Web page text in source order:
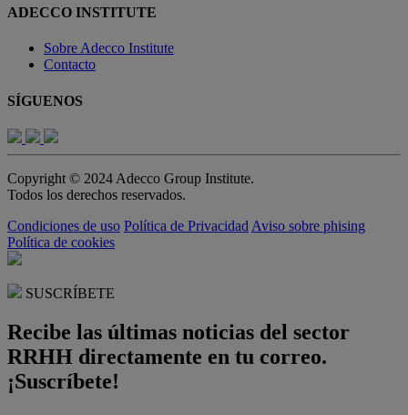
ADECCO INSTITUTE
Sobre Adecco Institute
Contacto
SÍGUENOS
Copyright © 2024 Adecco Group Institute.
Todos los derechos reservados.
Condiciones de uso Política de Privacidad Aviso sobre phising
Política de cookies
SUSCRÍBETE
Recibe las últimas noticias del sector
RRHH directamente en tu correo.
¡Suscríbete!